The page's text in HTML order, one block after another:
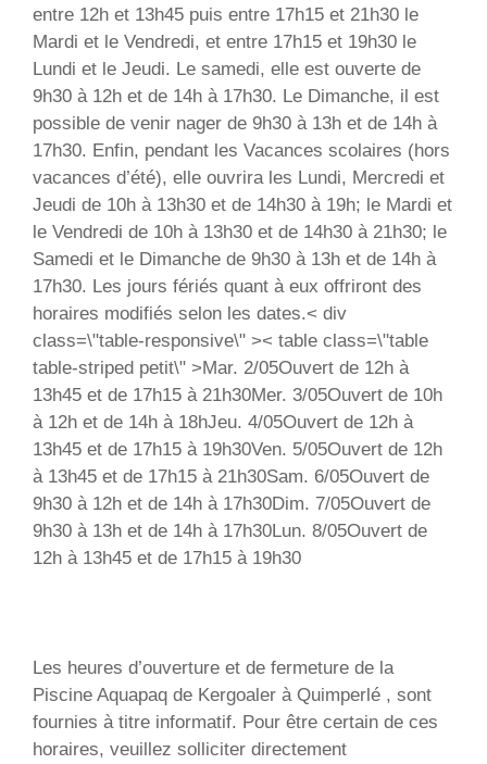
entre 12h et 13h45 puis entre 17h15 et 21h30 le
Mardi et le Vendredi, et entre 17h15 et 19h30 le
Lundi et le Jeudi. Le samedi, elle est ouverte de
9h30 à 12h et de 14h à 17h30. Le Dimanche, il est
possible de venir nager de 9h30 à 13h et de 14h à
17h30. Enfin, pendant les Vacances scolaires (hors
vacances d’été), elle ouvrira les Lundi, Mercredi et
Jeudi de 10h à 13h30 et de 14h30 à 19h; le Mardi et
le Vendredi de 10h à 13h30 et de 14h30 à 21h30; le
Samedi et le Dimanche de 9h30 à 13h et de 14h à
17h30. Les jours fériés quant à eux offriront des
horaires modifiés selon les dates.< div
class=\"table-responsive\" >< table class=\"table
table-striped petit\" >Mar. 2/05Ouvert de 12h à
13h45 et de 17h15 à 21h30Mer. 3/05Ouvert de 10h
à 12h et de 14h à 18hJeu. 4/05Ouvert de 12h à
13h45 et de 17h15 à 19h30Ven. 5/05Ouvert de 12h
à 13h45 et de 17h15 à 21h30Sam. 6/05Ouvert de
9h30 à 12h et de 14h à 17h30Dim. 7/05Ouvert de
9h30 à 13h et de 14h à 17h30Lun. 8/05Ouvert de
12h à 13h45 et de 17h15 à 19h30
Les heures d’ouverture et de fermeture de la
Piscine Aquapaq de Kergoaler à Quimperlé , sont
fournies à titre informatif. Pour être certain de ces
horaires, veuillez solliciter directement